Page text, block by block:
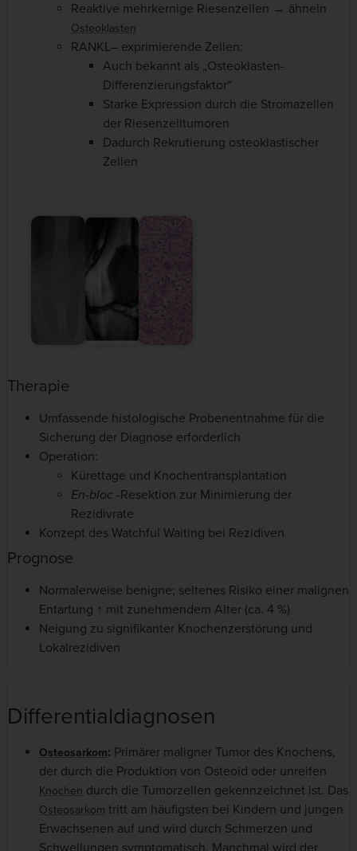
Reaktive mehrkernige Riesenzellen → ähneln
Osteoklasten
RANKL– exprimierende Zellen:
Auch bekannt als „Osteoklasten-
Differenzierungsfaktor“
Starke Expression durch die Stromazellen
der Riesenzelltumoren
Dadurch Rekrutierung osteoklastischer
Zellen
Therapie
Umfassende histologische Probenentnahme für die
Sicherung der Diagnose erforderlich
Operation:
Kürettage und Knochentransplantation
En-bloc -Resektion zur Minimierung der
Rezidivrate
Konzept des Watchful Waiting bei Rezidiven
Prognose
Normalerweise benigne; seltenes Risiko einer malignen
Entartung ↑ mit zunehmendem Alter (ca. 4 %)
Neigung zu signifikanter Knochenzerstörung und
Lokalrezidiven
Differentialdiagnosen
Osteosarkom: Primärer maligner Tumor des Knochens,
der durch die Produktion von Osteoid oder unreifen
Knochen durch die Tumorzellen gekennzeichnet ist. Das
Osteosarkom tritt am häufigsten bei Kindern und jungen
Erwachsenen auf und wird durch Schmerzen und
Schwellungen symptomatisch. Manchmal wird der